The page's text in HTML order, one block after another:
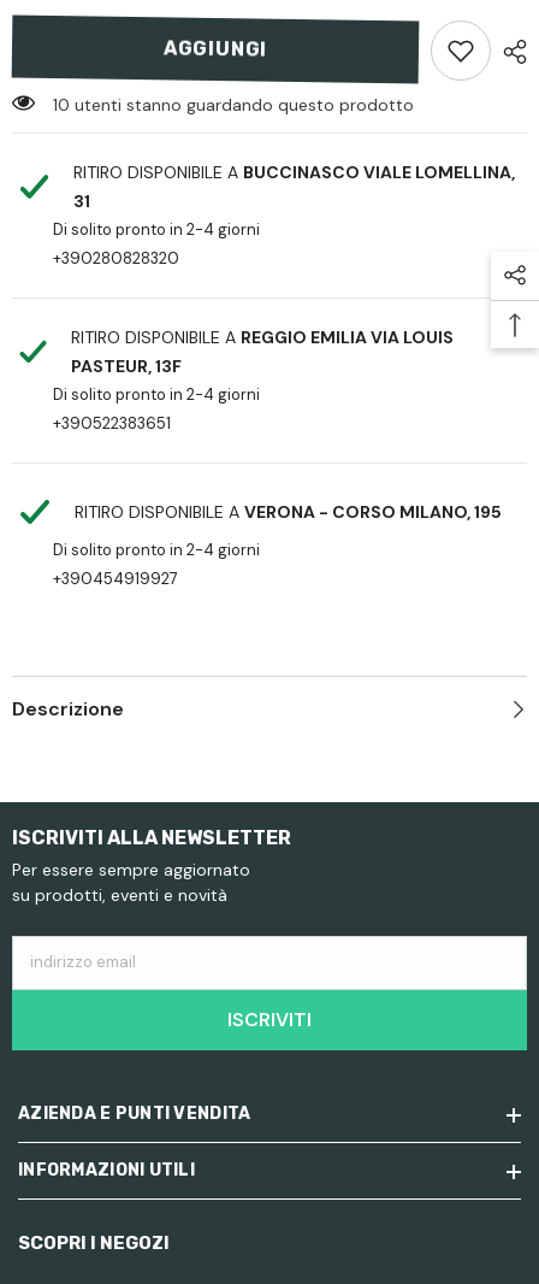
MulticamAGGIUNGI
10 utenti stanno guardando questo prodotto
RITIRO DISPONIBILE A BUCCINASCO VIALE LOMELLINA,
31
Di solito pronto in 2-4 giorni
+390280828320
RITIRO DISPONIBILE A REGGIO EMILIA VIA LOUIS
PASTEUR, 13F
Di solito pronto in 2-4 giorni
+390522383651
RITIRO DISPONIBILE A VERONA - CORSO MILANO, 195
Di solito pronto in 2-4 giorni
+390454919927
Descrizione
ISCRIVITI ALLA NEWSLETTER
Per essere sempre aggiornato
su prodotti, eventi e novità
indirizzo email
ISCRIVITI
AZIENDA E PUNTI VENDITA
INFORMAZIONI UTILI
SCOPRI I NEGOZI